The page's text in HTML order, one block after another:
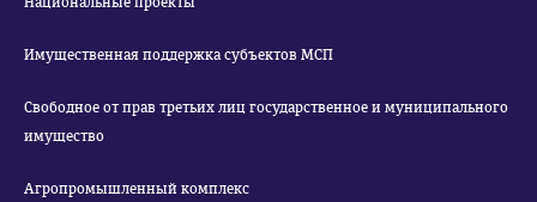
Имущественная поддержка субъектов МСП
Свободное от прав третьих лиц государственное и муниципального
имущество
Агропромышленный комплекс